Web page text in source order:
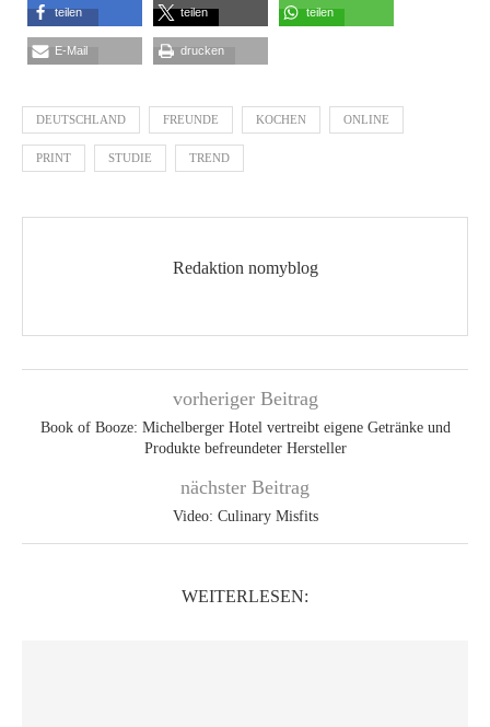
teilen teilen teilen
E-Mail drucken
DEUTSCHLAND FREUNDE KOCHEN ONLINE
PRINT STUDIE TREND
Redaktion nomyblog
vorheriger Beitrag
Book of Booze: Michelberger Hotel vertreibt eigene Getränke und
Produkte befreundeter Hersteller
nächster Beitrag
Video: Culinary Misfits
WEITERLESEN: